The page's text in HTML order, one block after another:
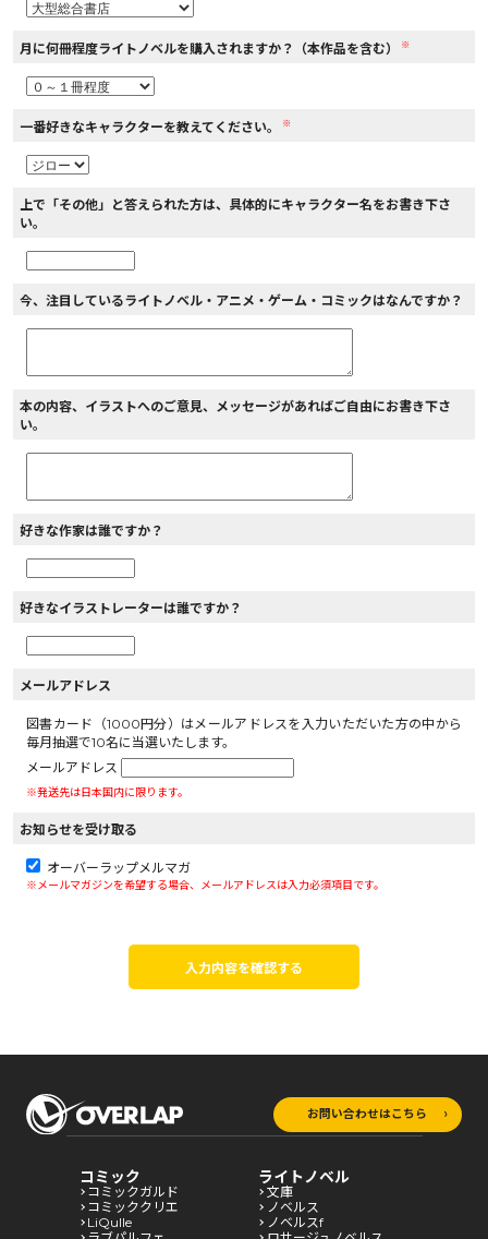
月に何冊程度ライトノベルを購入されますか？（本作品を含む） ※
一番好きなキャラクターを教えてください。 ※
上で「その他」と答えられた方は、具体的にキャラクター名をお書き下さ
い。
今、注目しているライトノベル・アニメ・ゲーム・コミックはなんですか？
本の内容、イラストへのご意見、メッセージがあればご自由にお書き下さ
い。
好きな作家は誰ですか？
好きなイラストレーターは誰ですか？
メールアドレス
図書カード（1000円分）はメールアドレスを入力いただいた方の中から
毎月抽選で10名に当選いたします。
メールアドレス
※発送先は日本国内に限ります。
お知らせを受け取る
オーバーラップメルマガ
※メールマガジンを希望する場合、メールアドレスは入力必須項目です。
入力内容を確認する
お問い合わせはこちら
コミック
コミックガルド
コミッククリエ
LiQulle
ライトノベル
文庫
ノベルス
ノベルスf